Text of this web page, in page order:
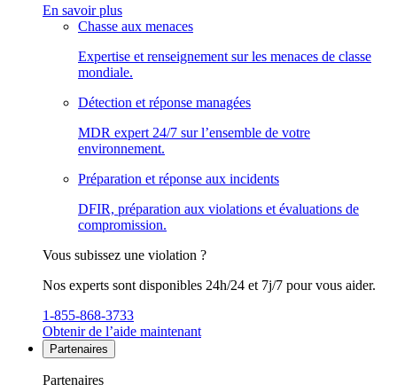
En savoir plus
Chasse aux menaces
Expertise et renseignement sur les menaces de classe
mondiale.
Détection et réponse managées
MDR expert 24/7 sur l’ensemble de votre
environnement.
Préparation et réponse aux incidents
DFIR, préparation aux violations et évaluations de
compromission.
Vous subissez une violation ?
Nos experts sont disponibles 24h/24 et 7j/7 pour vous aider.
1-855-868-3733
Obtenir de l’aide maintenant
Partenaires
Partenaires